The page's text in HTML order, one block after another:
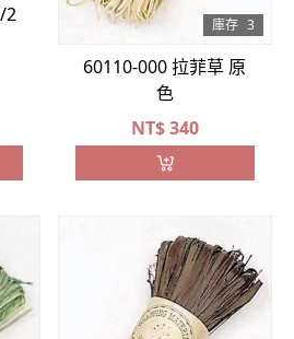
2
庫存 3
60110-000 拉菲草 原
色
NT$340